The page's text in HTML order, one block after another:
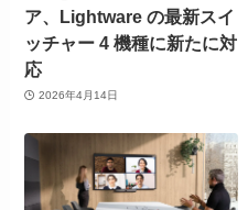
ア、Lightware の最新スイ
ッチャー 4 機種に新たに対
応
2026年4月14日